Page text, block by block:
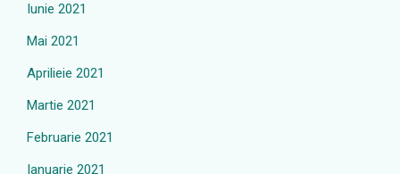
Iunie 2021
Mai 2021
Aprilieie 2021
Martie 2021
Februarie 2021
Ianuarie 2021